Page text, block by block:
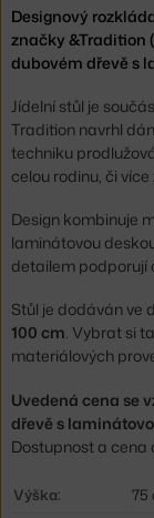
Designový
značky &Tradition
dubovém dřevě s
Jídelní stůl je
Tradition navrhl
techniku
celou rodinu, či
Design kombinuje
laminátovou
detailem podporují
Stůl je dodáván ve
100 cm. Vybrat si
materiálových
Uvedená cena se
dřevě s
Dostupnost a cena
Výška:
75